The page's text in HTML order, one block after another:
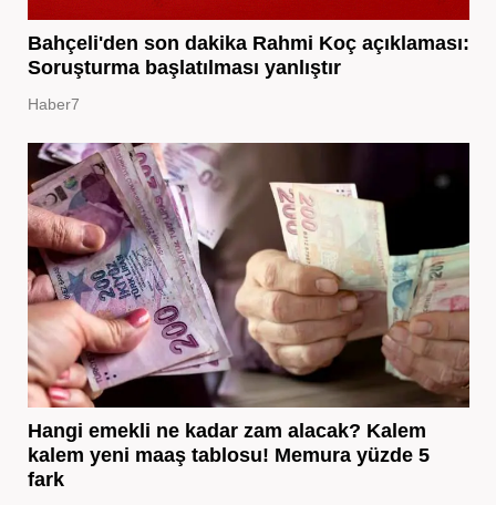
Bahçeli'den son dakika Rahmi Koç açıklaması:
Soruşturma başlatılması yanlıştır
Haber7
Hangi emekli ne kadar zam alacak? Kalem
kalem yeni maaş tablosu! Memura yüzde 5
fark